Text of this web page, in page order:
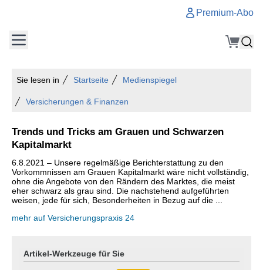
Premium-Abo
Sie lesen in Startseite Medienspiegel
Versicherungen & Finanzen
Trends und Tricks am Grauen und Schwarzen
Kapitalmarkt
6.8.2021 – Unsere regelmäßige Berichterstattung zu den
Vorkommnissen am Grauen Kapitalmarkt wäre nicht vollständig,
ohne die Angebote von den Rändern des Marktes, die meist
eher schwarz als grau sind. Die nachstehend aufgeführten
weisen, jede für sich, Besonderheiten in Bezug auf die ...
mehr auf Versicherungspraxis 24
Artikel-Werkzeuge für Sie